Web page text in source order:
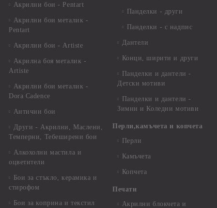
Акрилни бои - Pentart
Акрилни бои металик -
Pentart
Акрилни бои - Artiste
Акрилна боя металик -
Artiste
Акрилни бои металик -
Dora Cadence
Антични бои
Други - Акрилни, Маслени,
Темперни, Тебеширени бои
Алкохолни мастила и
оцветители
Бои за стъкло, керамика и
стирофом
Бои за коприна и текстил
Панделки - други
Панделки - с надпис
Дантели
Конци, ширити и други
Панделки и дантели -
Детски мотиви
Панделки и дантели -
Зимни и Коледни мотиви
Перли,камъчета и копчета
Перли
Камъчета
Копчета
Печати
Акрилни блокчета и